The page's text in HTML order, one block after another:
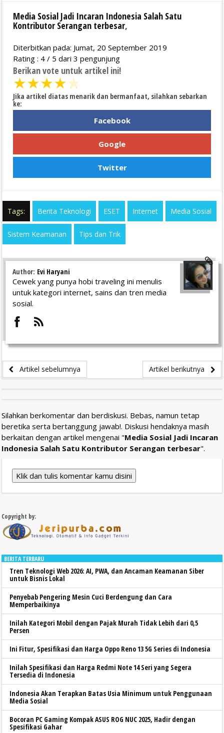
Media Sosial Jadi Incaran Indonesia Salah Satu
Kontributor Serangan terbesar,
Diterbitkan pada: Jumat, 20 September 2019
Rating : 4 / 5 dari 3 pengunjung
Berikan vote untuk artikel ini!
★★★★★
Jika artikel diatas menarik dan bermanfaat, silahkan sebarkan
ke:
Facebook
Google
Twitter
Tags: Berita Teknologi ESET Internet Media Sosial
Sistem Keamanan Tips dan Trik
Author: Evi Haryani
Cewek yang punya hobi traveling ini menulis
untuk kategori internet, sains dan tren media
sosial.
Artikel sebelumnya Artikel berikutnya
Silahkan berkomentar dan berdiskusi. Bebas, namun tetap
beretika serta bertanggung jawab!. Diskusi hendaknya masih
berkaitan dengan artikel mengenai "Media Sosial Jadi Incaran
Indonesia Salah Satu Kontributor Serangan terbesar".
Klik dan tulis komentar kamu disini
Copyright by:
BERITA TERBARU
Tren Teknologi Web 2026: AI, PWA, dan Ancaman Keamanan Siber
untuk Bisnis Lokal
Penyebab Pengering Mesin Cuci Berdengung dan Cara
Memperbaikinya
Inilah Kategori Mobil dengan Pajak Murah Tidak Lebih dari 0,5
Persen
Ini Fitur, Spesifikasi dan Harga Oppo Reno 13 5G Series di Indonesia
Inilah Spesifikasi dan Harga Redmi Note 14 Seri yang Segera
Tersedia di Indonesia
Indonesia Akan Terapkan Batas Usia Minimum untuk Penggunaan
Media Sosial
Bocoran PC Gaming Kompak ASUS ROG NUC 2025, Hadir dengan
Spesifikasi Gahar